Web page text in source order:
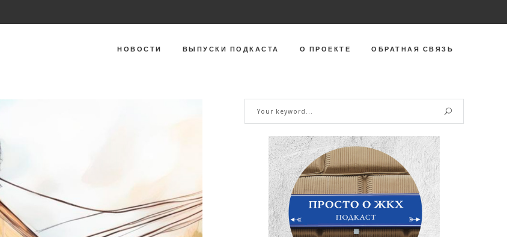
НОВОСТИ ВЫПУСКИ ПОДКАСТА О ПРОЕКТЕ ОБРАТНАЯ СВЯЗЬ